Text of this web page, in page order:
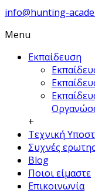
info@hunting-
Menu
Εκπαίδευση
+
Τεχνική
Συχνές
Blog
Ποιοι είμαστε
Επικοινωνία